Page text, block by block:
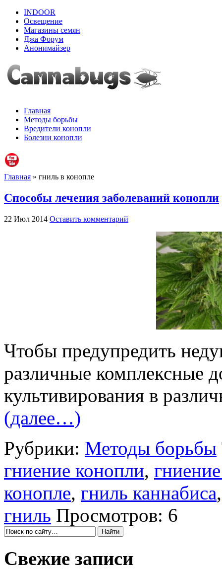
INDOOR
Освещение
Магазины семян
Джа Форум
Анонимайзер
Главная
Методы борьбы
Вредители конопли
Болезни конопли
Главная » гниль в конопле
Способы лечения заболеваний конопли
22 Июл 2014 Оставить комментарий
Чтобы предупредить
различные комплексные
культивирования в
(далее…)
Рубрики: Методы борьбы
гниение конопли,
конопле, гниль каннабиса
гниль Просмотров: 6
Свежие записи